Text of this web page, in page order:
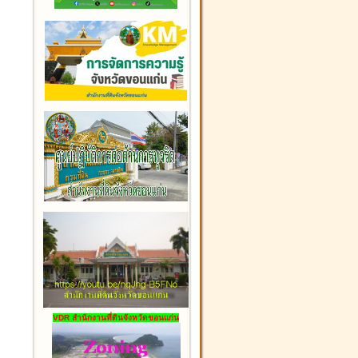
VDR สำนักงานที่ดินจังหวัดขอนแก่น